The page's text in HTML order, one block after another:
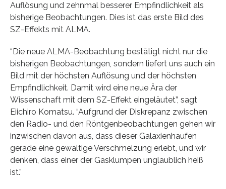
Auflösung und zehnmal besserer Empfindlichkeit als
bisherige Beobachtungen. Dies ist das erste Bild des
SZ-Effekts mit ALMA.
“Die neue ALMA-Beobachtung bestätigt nicht nur die
bisherigen Beobachtungen, sondern liefert uns auch ein
Bild mit der höchsten Auflösung und der höchsten
Empfindlichkeit. Damit wird eine neue Ära der
Wissenschaft mit dem SZ-Effekt eingeläutet”, sagt
Eiichiro Komatsu. “Aufgrund der Diskrepanz zwischen
den Radio- und den Röntgenbeobachtungen gehen wir
inzwischen davon aus, dass dieser Galaxienhaufen
gerade eine gewaltige Verschmelzung erlebt, und wir
denken, dass einer der Gasklumpen unglaublich heiß
ist.”